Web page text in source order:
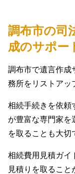
調布市の司
成のサポー
調布市で遺言作成
務所をリストアッ
相続手続きを依頼
が豊富な専門家を
を取ることも大切
相続費用見積ガイ
見積りを取ること